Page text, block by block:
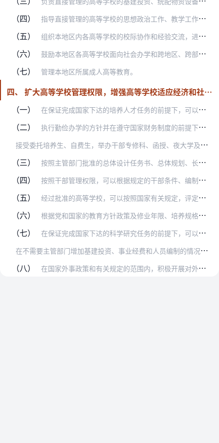
（四） 指导直接管理的高等学校的思想政治工作、教学工作、科学研究工作和总务工作。任免学校主要负责人。根据国务院《关于实行专业技术职务聘任制度的规定》，对这些高等学校和部…
（五） 组织本地区内各高等学校的校际协作和经验交流，进行教育质量的检查与评估。指导和协调高等学校学生在本地区内的生产实习和社会实践。
（六） 鼓励本地区各高等学校面向社会办学和跨地区、跨部门联合办学。在国家教育委员会指导下，对国务院有关部门直接管理的高等学校，在保证投资、经费和人才需求等条件下，统筹组…
（七） 管理本地区所属成人高等教育。
四、 扩大高等学校管理权限，增强高等学校适应经济和社会发展需要的能力，其主要内容是：
（一）
在保证完成国家下达的培养人才任务的前提下，可以按照国家规定的比例实行跨部门、跨地区的联合办学，接受委托培养生和自费生。可以提出招生来源计划建议，按照国家有关规定…
（二） 执行勤俭办学的方针并在遵守国家财务制度的前提下，按照“包干使用，超支不补，节余留用，自求平衡”的经费预算管理原则，可以安排使用主管部门核定的年度事业经费。
接
受委托培养生、自费生，举办干部专修科、函授、夜大学及社会技术服务和咨询取得的收入，按照国家有关规定安排用于发展事业、集体福利和个人奖励。
（三）
按照主管部门批准的总体设计任务书、总体规划、长远和年度基建计划，在向主管部门实行投资包干的前提下，可以自行择优选择设计施工单位。在保证实现投资效益的前提下，经过…
（四） 按照干部管理权限，可以根据规定的干部条件、编制和选拔步骤由校长提名报请任免副校长；任免其他各级行政人员；聘任、辞退教师和辞退职工。
（五） 经过批准的高等学校，可以按照国家有关规定，评定副教授的任职资格，其中少数具备条件的高等学校，可以评定教授的任职资格；审定授予硕士学位的学科、专业，增补博士研究生…
（六） 根据党和国家的教育方针政策及修业年限、培养规格，可以按社会需要调整专业服务方向，制订教学计划（培养方案）、教学大纲，选用教材，进行教学内容和方法的改革。
（七） 在保证完成国家下达的科学研究任务的前提下，可以自行决定参加科学研究项目的投标，承担其他单位委托的科学研究任务，面向社会开展技术服务和咨询。
在
不需要主管部门增加基建投资、事业经费和人员编制的情况下，可以自行决定单独设立或与其他单位合办科学研究机构或教学、科学研究、生产的联合体。可以接受企业单位的资助…
（八）
在国家外事政策和有关规定的范围内，积极开展对外交流活动。凡属学校自筹经费（含留成外汇），经过上一级主管部门批准认为可以接受的对方资助或在主管部门下达的经费外汇限…